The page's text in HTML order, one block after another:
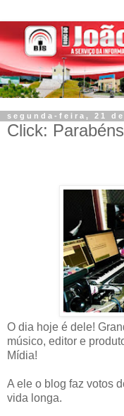
segunda-feira, 21
Click:
O dia hoje é dele!
músico, editor e
Mídia!
A ele o blog faz votos
vida longa.